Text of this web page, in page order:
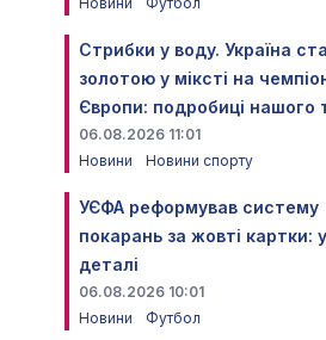
Стрибки у воду. Україна
золотою у міксті на
Європи: подробиці нашого
06.08.2026 11:01
Новини
Новини спорту
УЄФА реформував систему
покарань за жовті картки:
деталі
06.08.2026 10:01
Новини
Футбол